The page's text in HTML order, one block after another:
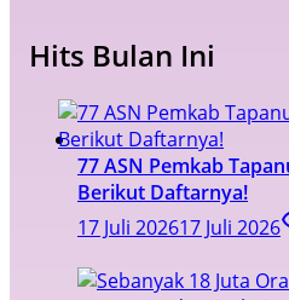
Hits Bulan Ini
77 ASN Pemkab
Berikut Daftarnya!
17 Juli 202617 Juli 2026